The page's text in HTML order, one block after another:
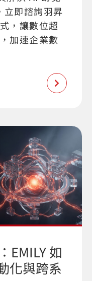
即諮詢羽昇
，讓數位超
加速企業數
EMILY 如
化與跨系